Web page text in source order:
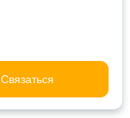
Связаться